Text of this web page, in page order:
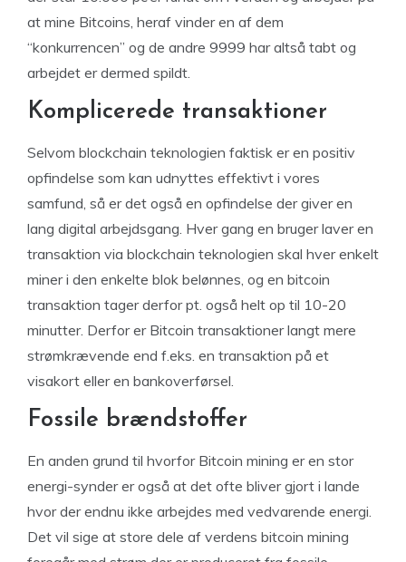
at mine Bitcoins, heraf vinder en af dem
“konkurrencen” og de andre 9999 har altså tabt og
arbejdet er dermed spildt.
Komplicerede transaktioner
Selvom blockchain teknologien faktisk er en positiv
opfindelse som kan udnyttes effektivt i vores
samfund, så er det også en opfindelse der giver en
lang digital arbejdsgang. Hver gang en bruger laver en
transaktion via blockchain teknologien skal hver enkelt
miner i den enkelte blok belønnes, og en bitcoin
transaktion tager derfor pt. også helt op til 10-20
minutter. Derfor er Bitcoin transaktioner langt mere
strømkrævende end f.eks. en transaktion på et
visakort eller en bankoverførsel.
Fossile brændstoffer
En anden grund til hvorfor Bitcoin mining er en stor
energi-synder er også at det ofte bliver gjort i lande
hvor der endnu ikke arbejdes med vedvarende energi.
Det vil sige at store dele af verdens bitcoin mining